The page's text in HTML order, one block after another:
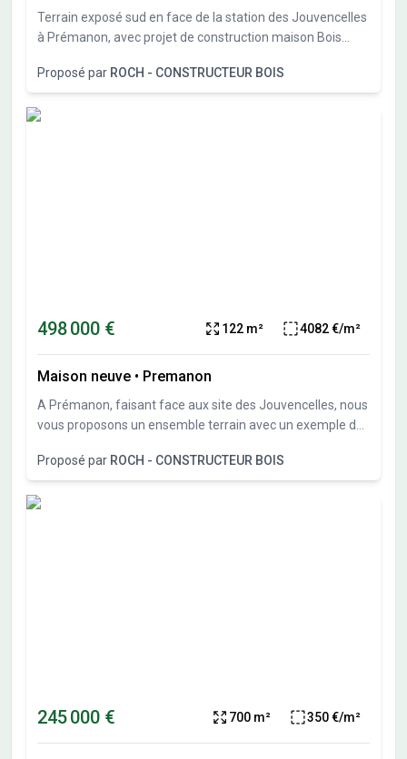
Terrain exposé sud en face de la station des Jouvencelles
à Prémanon, avec projet de construction maison Bois
Proposé par ROCH - CONSTRUCTEUR BOIS
498 000 € 122 m² 4082 €/m²
Maison neuve • Premanon
A Prémanon, faisant face aux site des Jouvencelles, nous
vous proposons un ensemble terrain avec un exemple de
convenance. Terrain exposé sud.
Proposé par ROCH - CONSTRUCTEUR BOIS
245 000 € 700 m² 350 €/m²